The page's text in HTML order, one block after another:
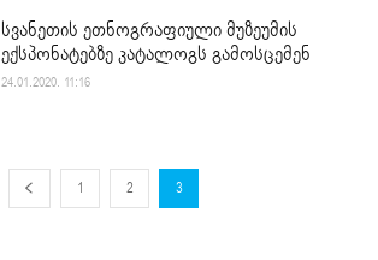
სვანეთის ეთნოგრაფიული მუზეუმის
ექსპონატებზე კატალოგს გამოსცემენ
24.01.2020. 11:16
1 2 3